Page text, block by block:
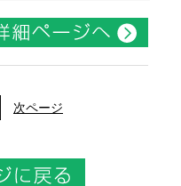
次ページ